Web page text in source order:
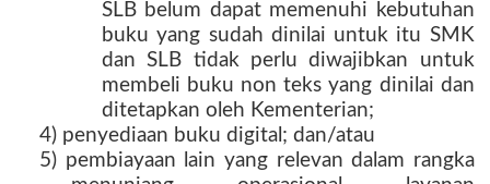
SLB belum dapat memenuhi kebutuhan
buku yang sudah dinilai untuk itu SMK
dan SLB tidak perlu diwajibkan untuk
membeli buku non teks yang dinilai dan
ditetapkan oleh Kementerian;
4) penyediaan buku digital; dan/atau
5) pembiayaan lain yang relevan dalam rangka